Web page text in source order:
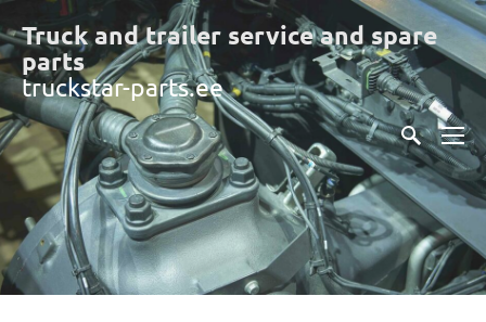
Truck and trailer service and spare
parts
truckstar-parts.ee